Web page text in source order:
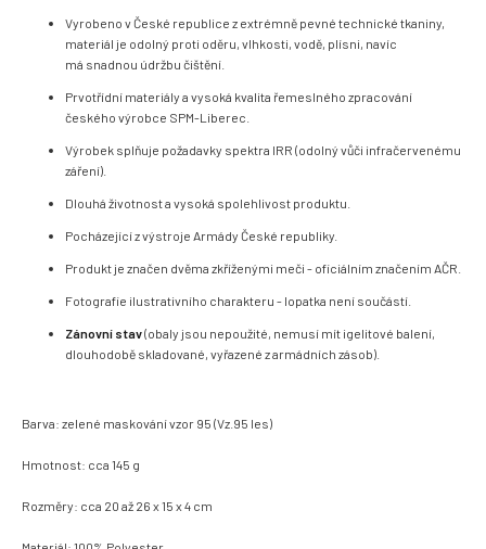
Vyrobeno v České republice z extrémně pevné technické tkaniny,
materiál je odolný proti oděru, vlhkosti, vodě, plísni, navíc
má snadnou údržbu čištění.
Prvotřídní materiály a vysoká kvalita řemeslného zpracování
českého výrobce SPM-Liberec.
Výrobek splňuje požadavky spektra IRR (odolný vůči infračervenému
záření).
Dlouhá životnost a vysoká spolehlivost produktu.
Pocházející z výstroje Armády České republiky.
Produkt je značen dvěma zkříženými meči - oficiálním značením AČR.
Fotografie ilustrativního charakteru - lopatka není součástí.
Zánovní stav(obaly jsou nepoužité, nemusí mít igelitové balení,
dlouhodobě skladované, vyřazené z armádních zásob).
Barva: zelené maskování vzor 95 (Vz.95 les)
Hmotnost: cca 145 g
Rozměry: cca 20 až 26 x 15 x 4 cm